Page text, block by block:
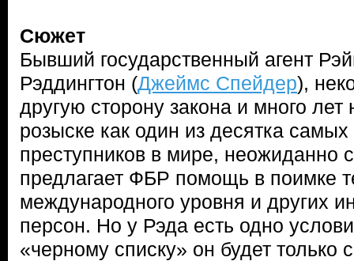
Сюжет
Бывший государственный агент
Рэддингтон (Джеймс Спейдер),
другую сторону закона и много
розыске как один из десятка
преступников в мире, неожиданно
предлагает ФБР помощь в поимке
международного уровня и других
персон. Но у Рэда есть одно
«черному списку» он будет только